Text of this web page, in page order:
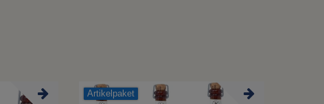
Artikelpaket